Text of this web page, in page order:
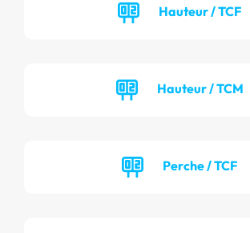
Hauteur / TCF
Hauteur / TCM
Perche / TCF